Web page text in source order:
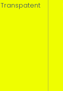
Transpatent